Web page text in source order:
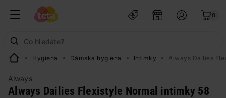
0
Hygiena Dámská hygiena Intimky Always Dailies
Always
Always Dailies Flexistyle Normal intimky 58